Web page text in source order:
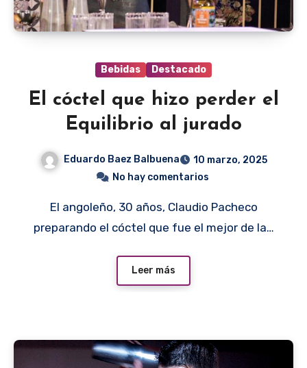
Bebidas Destacado
El cóctel que hizo perder el
Equilibrio al jurado
Eduardo Baez Balbuena
10 marzo, 2025
No hay comentarios
El angoleño, 30 años, Claudio Pacheco
preparando el cóctel que fue el mejor de la…
Leer más